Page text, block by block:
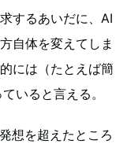
するあいだに、AI
自体を変えてしま
には（たとえば簡
いると言える。
想を超えたところ